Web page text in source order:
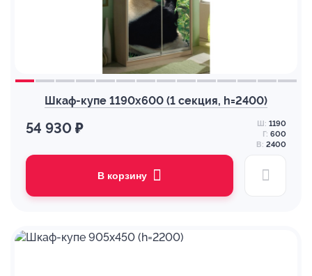
Шкаф-купе 1190х600 (1 секция, h=2400)
54 930 ₽ Ш: 1190
Г: 600
В: 2400
В корзину